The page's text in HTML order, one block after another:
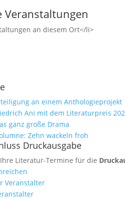
Veranstaltungen
an diesem Ort</li>
an einem Anthologieprojekt
Ani mit dem Literaturpreis
ganz große Drama
Zehn wackeln froh
Druckausgabe
Literatur-Termine für die
Veranstalter